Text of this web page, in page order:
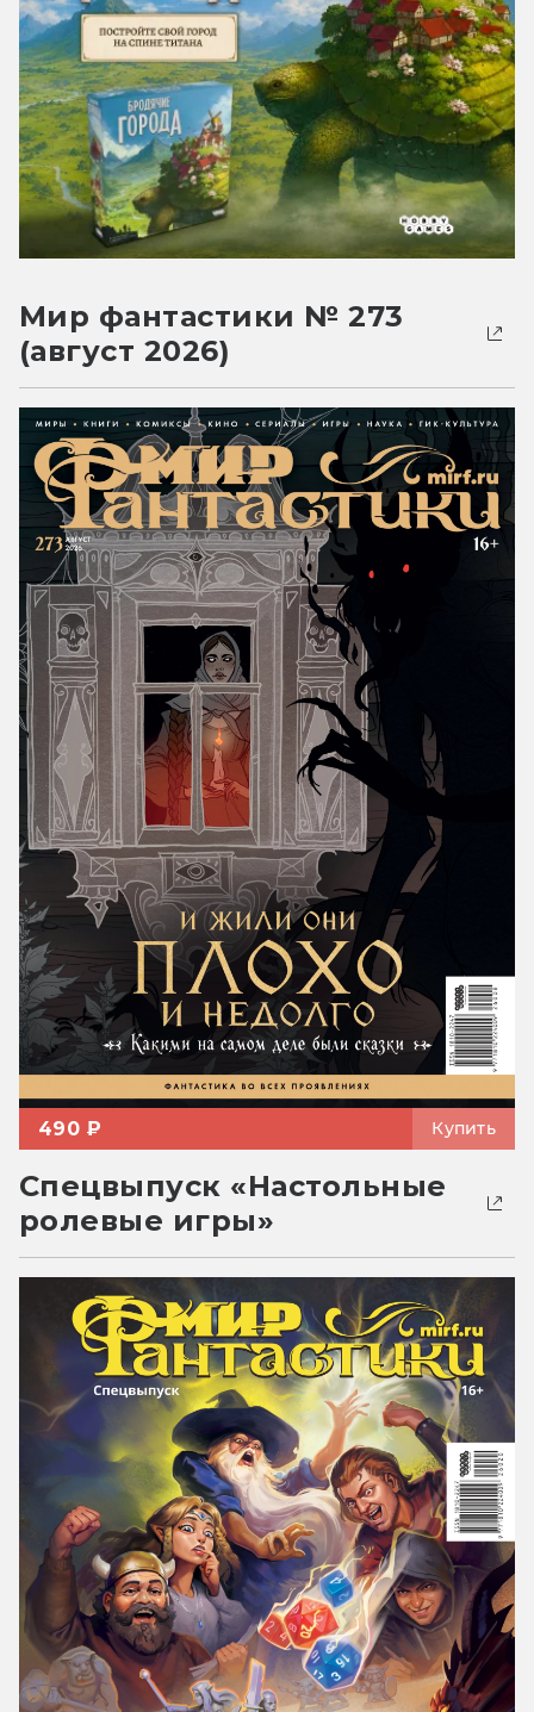
Мир фантастики № 273
(август 2026)
490 ₽ Купить
Спецвыпуск «Настольные
ролевые игры»